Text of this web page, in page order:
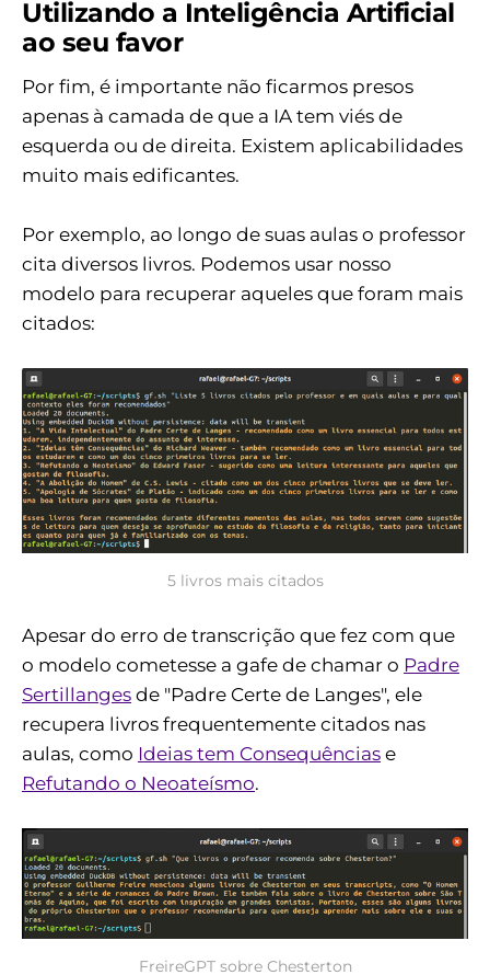
Utilizando a Inteligência Artificial
ao seu favor
Por fim, é importante não ficarmos presos
apenas à camada de que a IA tem viés de
esquerda ou de direita. Existem aplicabilidades
muito mais edificantes.
Por exemplo, ao longo de suas aulas o professor
cita diversos livros. Podemos usar nosso
modelo para recuperar aqueles que foram mais
citados:
5 livros mais citados
Apesar do erro de transcrição que fez com que
o modelo cometesse a gafe de chamar o Padre
Sertillanges de "Padre Certe de Langes", ele
recupera livros frequentemente citados nas
aulas, como Ideias tem Consequências e
Refutando o Neoateísmo.
FreireGPT sobre Chesterton